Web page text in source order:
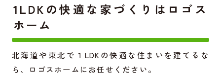
1LDKの快適な家づくりはロゴス
ホーム
北海道や東北で１LDKの快適な住まいを建てるな
ら、ロゴスホームにお任せください。